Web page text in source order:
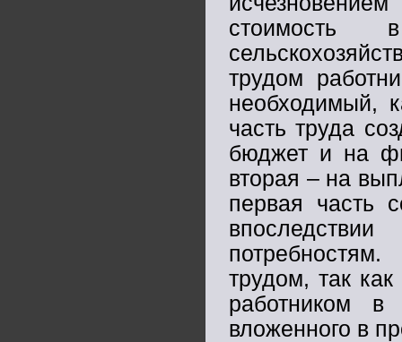
стоимость
трудом
необходимый,
часть труда
бюджет и на
вторая – на
первая часть
трудом, так
работником в
вложенного в